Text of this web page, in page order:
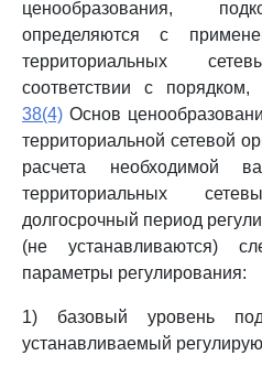
ценообразования,
определяются с
территориальных
соответствии с порядком,
38(4) Основ
территориальной сетевой
расчета необходимой
территориальных
долгосрочный период
(не устанавливаются)
параметры регулирования:
1) базовый уровень
устанавливаемый